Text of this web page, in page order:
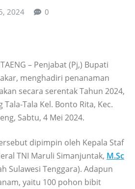
2024 0
– Penjabat (Pj,) Bupati
menghadiri penanaman
secara serentak Tahun 2024,
Tala Kel. Bonto Rita, Kec.
Sabtu, 4 Mei 2024.
dipimpin oleh Kepala Staf
TNI Maruli Simanjuntak, M.Sc
Sulawesi Tenggara). Adapun
yaitu 100 pohon bibit